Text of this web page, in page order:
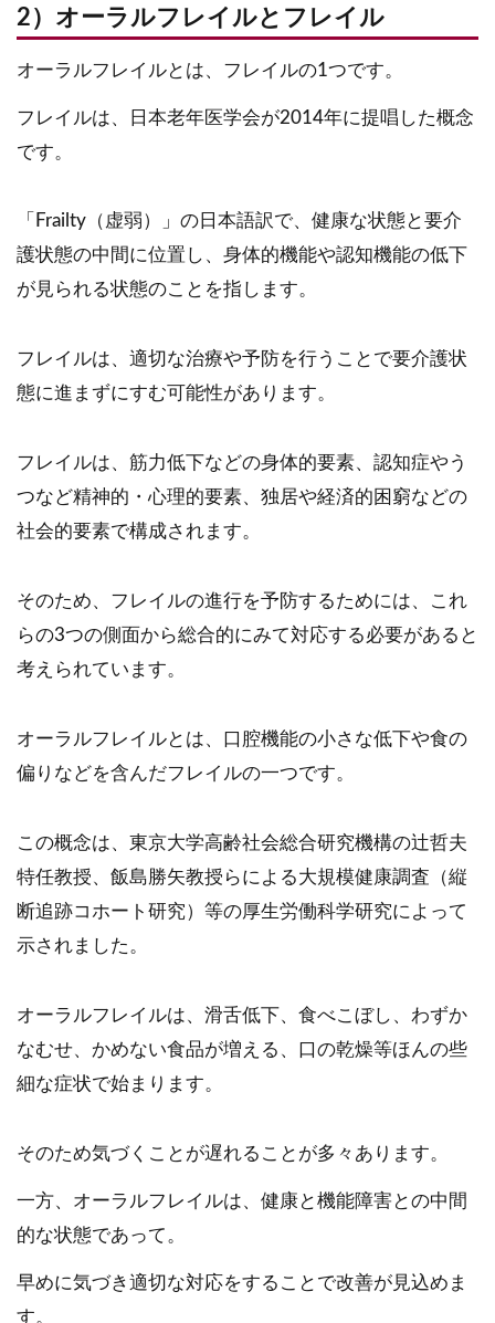
2）オーラルフレイルとフレイル
オーラルフレイルとは、フレイルの1つです。
フレイルは、日本老年医学会が2014年に提唱した概念
です。
「Frailty（虚弱）」の日本語訳で、健康な状態と要介
護状態の中間に位置し、身体的機能や認知機能の低下
が見られる状態のことを指します。
フレイルは、適切な治療や予防を行うことで要介護状
態に進まずにすむ可能性があります。
フレイルは、筋力低下などの身体的要素、認知症やう
つなど精神的・心理的要素、独居や経済的困窮などの
社会的要素で構成されます。
そのため、フレイルの進行を予防するためには、これ
らの3つの側面から総合的にみて対応する必要があると
考えられています。
オーラルフレイルとは、口腔機能の小さな低下や食の
偏りなどを含んだフレイルの一つです。
この概念は、東京大学高齢社会総合研究機構の辻哲夫
特任教授、飯島勝矢教授らによる大規模健康調査（縦
断追跡コホート研究）等の厚生労働科学研究によって
示されました。
オーラルフレイルは、滑舌低下、食べこぼし、わずか
なむせ、かめない食品が増える、口の乾燥等ほんの些
細な症状で始まります。
そのため気づくことが遅れることが多々あります。
一方、オーラルフレイルは、健康と機能障害との中間
的な状態であって。
早めに気づき適切な対応をすることで改善が見込めま
す。